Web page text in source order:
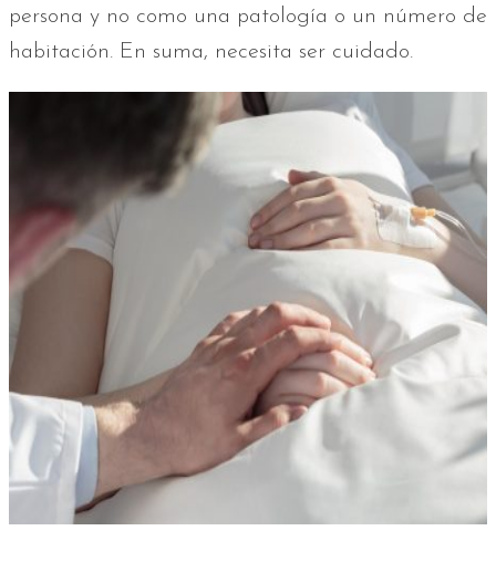
persona y no como una patología o un número de
habitación. En suma, necesita ser cuidado.